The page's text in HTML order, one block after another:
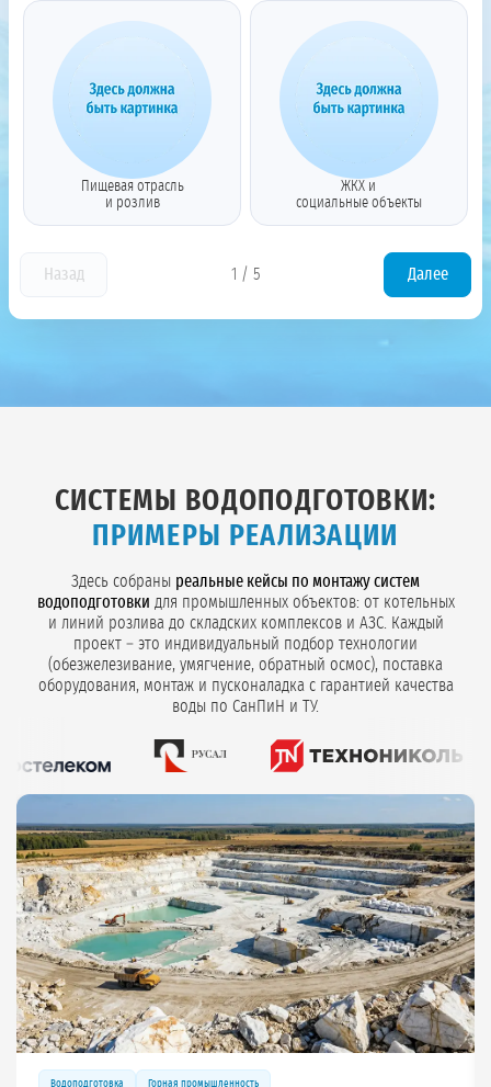
Пищевая отрасль
и розлив
ЖКХ и
социальные объекты
Назад 1 / 5 Далее
СИСТЕМЫ ВОДОПОДГОТОВКИ:
ПРИМЕРЫ РЕАЛИЗАЦИИ
Здесь собраны реальные кейсы по монтажу систем
водоподготовки для промышленных объектов: от котельных
и линий розлива до складских комплексов и АЗС. Каждый
проект – это индивидуальный подбор технологии
(обезжелезивание, умягчение, обратный осмос), поставка
оборудования, монтаж и пусконаладка с гарантией качества
воды по СанПиН и ТУ.
Водоподготовка Горная промышленность